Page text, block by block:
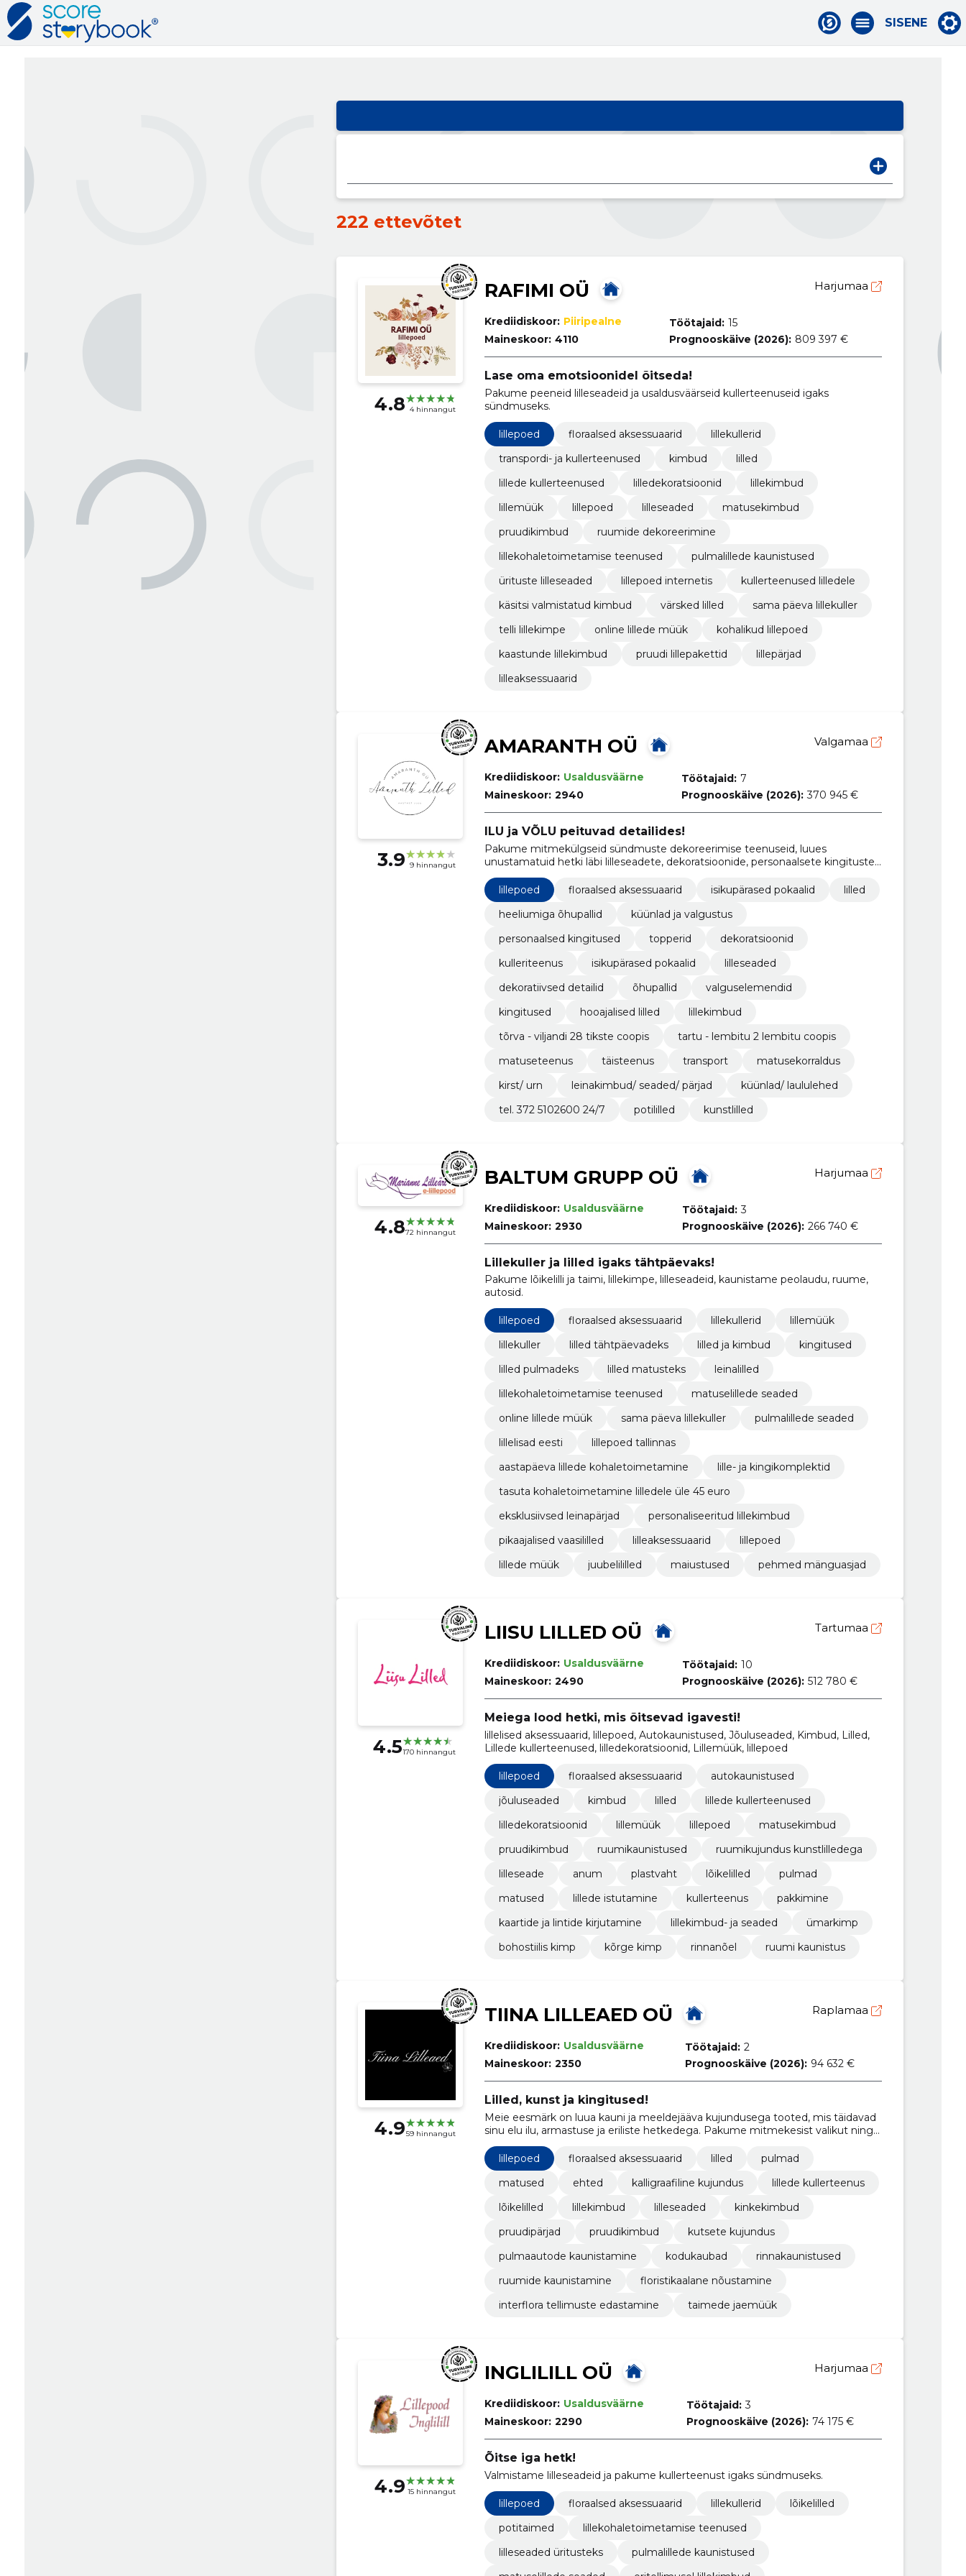
SISENE
222 ettevõtet
4.8 4 hinnangut
RAFIMI OÜ Harjumaa
Krediidiskoor: Piiripealne
Maineskoor: 4110
Töötajaid: 15
Prognooskäive (2026): 809 397 €
Lase oma emotsioonidel õitseda!
Pakume peeneid lilleseadeid ja usaldusväärseid kullerteenuseid igaks
sündmuseks.
lillepoed floraalsed aksessuaarid
lillekullerid
transpordi- ja kullerteenused
kimbud
lilled
lillede kullerteenused
lilledekoratsioonid
lillekimbud
lillemüük
lillepoed lilleseaded
matusekimbud
pruudikimbud
ruumide dekoreerimine
lillekohaletoimetamise teenused
pulmalillede kaunistused
ürituste lilleseaded
lillepoed internetis
kullerteenused lilledele
käsitsi valmistatud kimbud
värsked lilled
sama päeva lillekuller
telli lillekimpe
online lillede müük
kohalikud lillepoed
kaastunde lillekimbud
pruudi lillepakettid
lillepärjad
lilleaksessuaarid
3.9 9 hinnangut
AMARANTH OÜ Valgamaa
Krediidiskoor: Usaldusväärne
Maineskoor: 2940
Töötajaid: 7
Prognooskäive (2026): 370 945 €
ILU ja VÕLU peituvad detailides!
Pakume mitmekülgseid sündmuste dekoreerimise teenuseid, luues
unustamatuid hetki läbi lilleseadete, dekoratsioonide, personaalsete kingituste,
lillepoed
floraalsed aksessuaarid isikupärased pokaalid
lilled
heeliumiga õhupallid
küünlad ja valgustus
personaalsed kingitused
topperid
dekoratsioonid
kulleriteenus
isikupärased pokaalid
lilleseaded
dekoratiivsed detailid
õhupallid
valguselemendid
kingitused
hooajalised lilled
lillekimbud
tõrva - viljandi 28 tikste coopis
tartu - lembitu 2 lembitu coopis
matuseteenus
täisteenus transport
matusekorraldus
kirst/ urn
leinakimbud/ seaded/ pärjad
küünlad/ laululehed
tel. 372 5102600 24/7
potililled kunstlilled
4.872 hinnangut
BALTUM GRUPP OÜ Harjumaa
Krediidiskoor: Usaldusväärne
Maineskoor: 2930
Töötajaid: 3
Prognooskäive (2026): 266 740 €
Lillekuller ja lilled igaks tähtpäevaks!
Pakume lõikelilli ja taimi, lillekimpe, lilleseadeid, kaunistame peolaudu, ruume,
autosid.
lillepoed floraalsed aksessuaarid lillekullerid
lillemüük
lillekuller
lilled tähtpäevadeks lilled ja kimbud
kingitused
lilled pulmadeks
lilled matusteks
leinalilled
lillekohaletoimetamise teenused
matuselillede seaded
online lillede müük
sama päeva lillekuller
pulmalillede seaded
lillelisad eesti
lillepoed tallinnas
aastapäeva lillede kohaletoimetamine
lille- ja kingikomplektid
tasuta kohaletoimetamine lilledele üle 45 euro
eksklusiivsed leinapärjad
personaliseeritud lillekimbud
pikaajalised vaasililled
lilleaksessuaarid
lillepoed
lillede müük
juubelililled maiustused pehmed mänguasjad
4.5170 hinnangut
LIISU LILLED OÜ Tartumaa
Krediidiskoor: Usaldusväärne
Maineskoor: 2490
Töötajaid: 10
Prognooskäive (2026): 512 780 €
Meiega lood hetki, mis õitsevad igavesti!
lillelised aksessuaarid, lillepoed, Autokaunistused, Jõuluseaded, Kimbud, Lilled,
Lillede kullerteenused, lilledekoratsioonid, Lillemüük, lillepoed
lillepoed floraalsed aksessuaarid
autokaunistused
jõuluseaded
kimbud lilled
lillede kullerteenused
lilledekoratsioonid
lillemüük lillepoed
matusekimbud
pruudikimbud
ruumikaunistused
ruumikujundus kunstlilledega
lilleseade
anum plastvaht lõikelilled
pulmad
matused
lillede istutamine kullerteenus
pakkimine
kaartide ja lintide kirjutamine
lillekimbud- ja seaded
ümarkimp
bohostiilis kimp
kõrge kimp rinnanõel ruumi kaunistus
4.959 hinnangut
TIINA LILLEAED OÜ Raplamaa
Krediidiskoor: Usaldusväärne
Maineskoor: 2350
Töötajaid: 2
Prognooskäive (2026): 94 632 €
Lilled, kunst ja kingitused!
Meie eesmärk on luua kauni ja meeldejääva kujundusega tooted, mis täidavad
sinu elu ilu, armastuse ja eriliste hetkedega. Pakume mitmekesist valikut ning
võimalust tellida meie tooteid mugavalt siit veebilehelt või külastada meie
poodi kohapeal.
lillepoed floraalsed aksessuaarid lilled
pulmad
matused
ehted kalligraafiline kujundus
lillede kullerteenus
lõikelilled
lillekimbud lilleseaded
kinkekimbud
pruudipärjad
pruudikimbud
kutsete kujundus
pulmaautode kaunistamine
kodukaubad
rinnakaunistused
ruumide kaunistamine
floristikaalane nõustamine
interflora tellimuste edastamine
taimede jaemüük
4.9 15 hinnangut
INGLILILL OÜ Harjumaa
Krediidiskoor: Usaldusväärne
Maineskoor: 2290
Töötajaid: 3
Prognooskäive (2026): 74 175 €
Õitse iga hetk!
Valmistame lilleseadeid ja pakume kullerteenust igaks sündmuseks.
lillepoed floraalsed aksessuaarid lillekullerid
lõikelilled
potitaimed
lillekohaletoimetamise teenused
lilleseaded üritusteks
pulmalillede kaunistused